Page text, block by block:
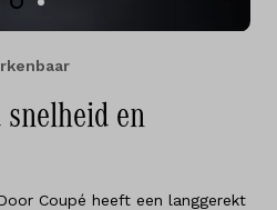
en
Coupé heeft een langgerekt